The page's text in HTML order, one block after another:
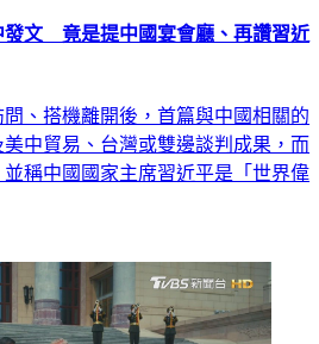
發文 竟是提中國宴會廳、再讚習近
、搭機離開後，首篇與中國相關的
中貿易、台灣或雙邊談判成果，而
稱中國國家主席習近平是「世界偉